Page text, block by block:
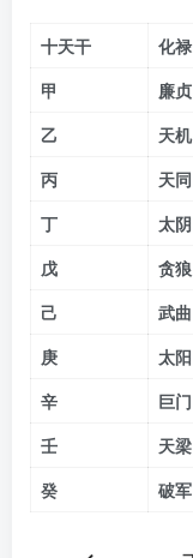
十天干 化禄
甲
廉贞
乙
天机
丙
天同
丁
太阴
戊
贪狼
己
武曲
庚
太阳
辛
巨门
壬
天梁
癸
破军